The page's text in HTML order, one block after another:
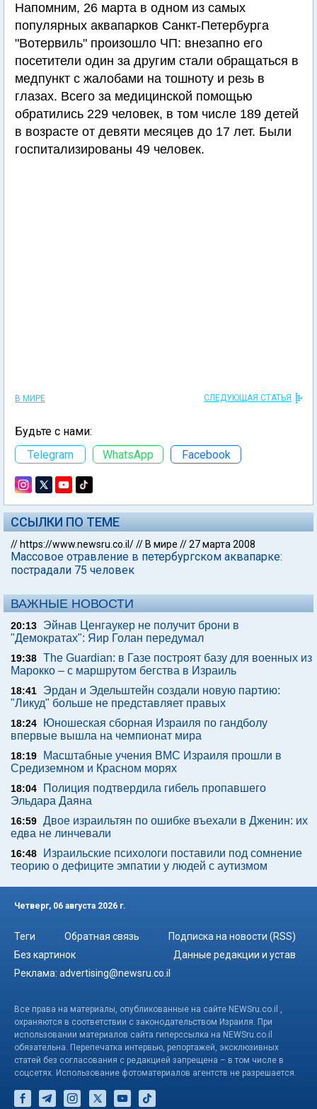
Напомним, 26 марта в одном из самых
популярных аквапарков Санкт-Петербурга
"Вотервиль" произошло ЧП: внезапно его
посетители один за другим стали обращаться в
медпункт с жалобами на тошноту и резь в
глазах. Всего за медицинской помощью
обратились 229 человек, в том числе 189 детей
в возрасте от девяти месяцев до 17 лет. Были
госпитализированы 49 человек.
В МИРЕ СЛЕДУЮЩАЯ СТАТЬЯ
Будьте с нами:
Telegram
WhatsApp Facebook
ССЫЛКИ ПО ТЕМЕ
// https://www.newsru.co.il/// В мире //27 марта 2008
Массовое отравление в петербургском аквапарке:
пострадали 75 человек
ВАЖНЫЕ НОВОСТИ
20:13
Эйнав Ценгаукер не получит брони в
"Демократах": Яир Голан передумал
19:38 The Guardian: в Газе построят базу для военных из
Марокко – с маршрутом бегства в Израиль
18:41
Эрдан и Эдельштейн создали новую партию:
"Ликуд" больше не представляет правых
18:24
Юношеская сборная Израиля по гандболу
впервые вышла на чемпионат мира
18:19
Масштабные учения ВМС Израиля прошли в
Средиземном и Красном морях
18:04
Полиция подтвердила гибель пропавшего
Эльдара Даяна
16:59 Двое израильтян по ошибке въехали в Дженин: их
едва не линчевали
16:48
Израильские психологи поставили под сомнение
теорию о дефиците эмпатии у людей с аутизмом
Четверг, 06 августа 2026 г.
Теги Обратная связь
Подписка на новости (RSS)
Без картинок
Данные редакции и устав
Реклама: advertising@newsru.co.il
Все права на материалы, опубликованные на сайте NEWSru.co.il ,
охраняются в соответствии с законодательством Израиля. При
использовании материалов сайта гиперссылка на NEWSru.co.il
обязательна. Перепечатка интервью, репортажей, эксклюзивных
статей без согласования с редакцией запрещена – в том числе в
соцсетях. Использование фотоматериалов агентств не разрешается.